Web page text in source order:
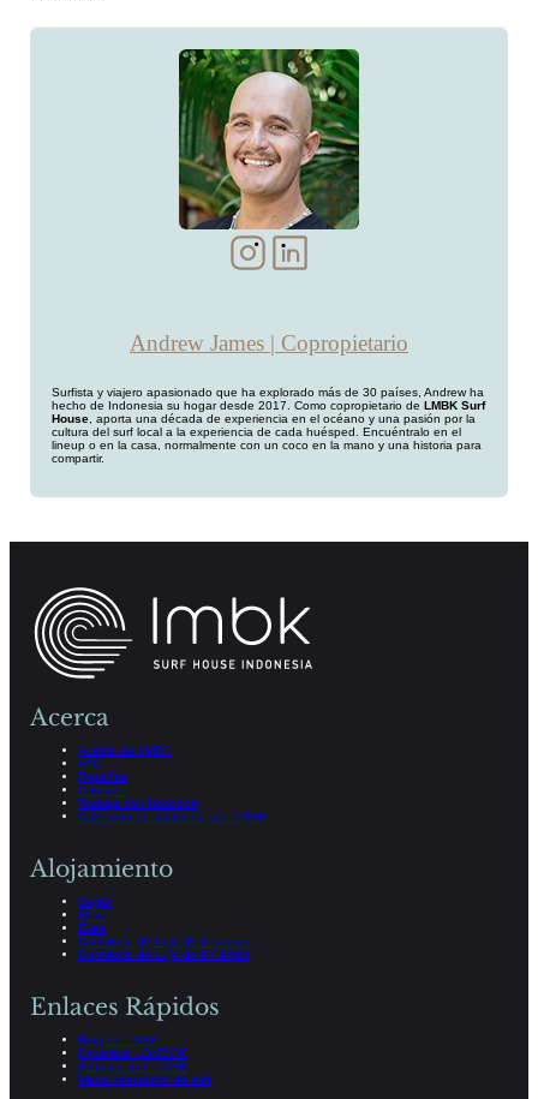
Andrew James | Copropietario
Surfista y viajero apasionado que ha explorado más de 30 países, Andrew ha
hecho de Indonesia su hogar desde 2017. Como copropietario de LMBK Surf
House, aporta una década de experiencia en el océano y una pasión por la
cultura del surf local a la experiencia de cada huésped. Encuéntralo en el
lineup o en la casa, normalmente con un coco en la mano y una historia para
compartir.
Acerca
Acerca de LMBK
FAQ
Reseñas
Contacto
Trabaja con Nosotros
Colección de tablas de surf LMBK
Alojamiento
Seger
Mawi
Ekas
Dormitorio de Lujo de 4 Camas
Dormitorio de Lujo de 6 Camas
Enlaces Rápidos
Blog de LMBK
Descubre LOMBOK
Guía de Surf LMBK
Mapa interactivo de surf